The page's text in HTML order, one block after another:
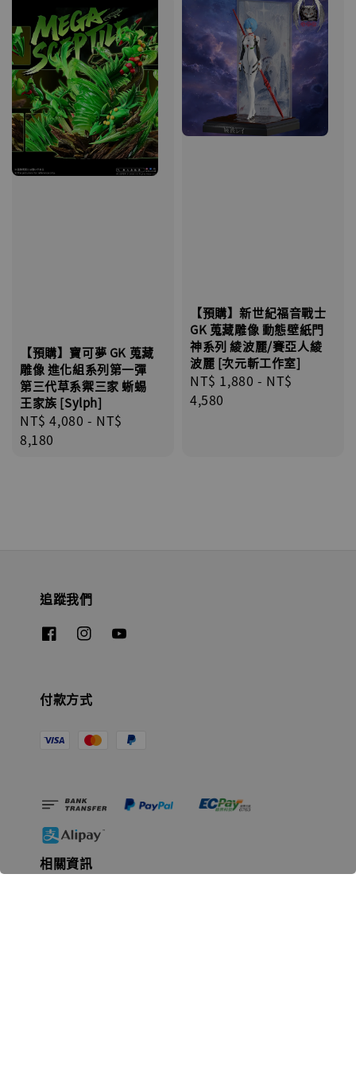
【預購】寶可夢 GK 蒐藏
雕像 進化組系列第一彈
第三代草系禦三家 蜥蜴
王家族 [Sylph]
Regular
price
NT$ 4,080 - NT$
8,180
【預購】新世紀福音戰士
GK 蒐藏雕像 動態壁紙門
神系列 綾波麗/賽亞人綾
波麗 [次元斬工作室]
Regular
price
NT$ 1,880 - NT$
4,580
追蹤我們
付款方式
相關資訊